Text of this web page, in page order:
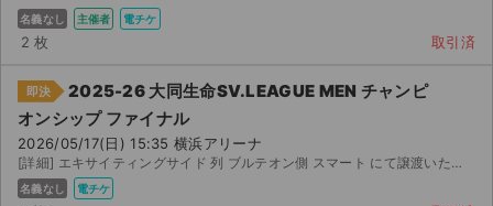
名義なし 主催者 電チケ
2 枚 取引済
即決
2025-26 大同生命SV.LEAGUE MEN チャンピ
オンシップ ファイナル
2026/05/17(日) 15:35 横浜アリーナ
[詳細] エキサイティングサイド 列 ブルテオン側 スマート にて譲渡いたします。 試合が行われない場...
名義なし 電チケ